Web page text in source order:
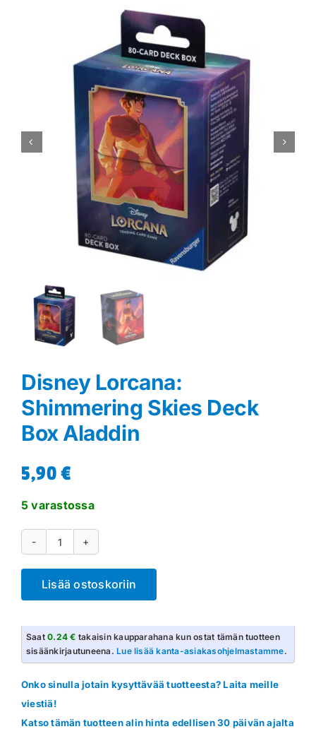
Blind Boksit
Greidatut kortit
Greidauspalvelu
Disney Lorcana:
Shimmering Skies Deck
Box Aladdin
5,90€
5 varastossa
Disney
Lorcana:
Shimmering
Deck
Box
Aladdin
määrä
Lisää ostoskoriin
Saat0.24 € takaisin kaupparahana kun ostat tämän tuotteen
sisäänkirjautuneena.Lue lisää kanta-asiakasohjelmastamme.
Onko sinulla jotain kysyttävää tuotteesta? Laita meille
viestiä!
Katso tämän tuotteen alin hinta edellisen 30 päivän ajalta